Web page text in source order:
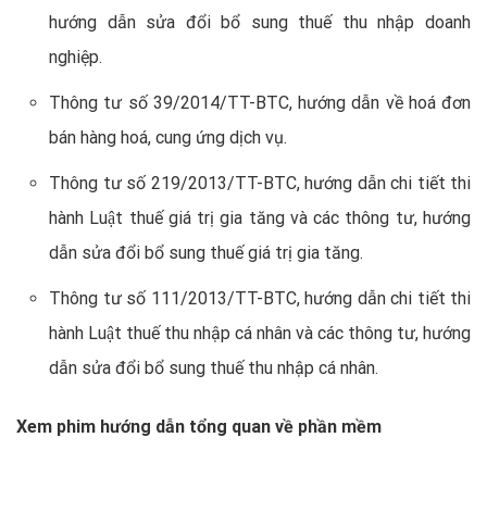
hướng dẫn sửa đổi bổ sung thuế thu nhập doanh
nghiệp.
Thông tư số 39/2014/TT-BTC, hướng dẫn về hoá đơn
bán hàng hoá, cung ứng dịch vụ.
Thông tư số 219/2013/TT-BTC, hướng dẫn chi tiết thi
hành Luật thuế giá trị gia tăng và các thông tư, hướng
dẫn sửa đổi bổ sung thuế giá trị gia tăng.
Thông tư số 111/2013/TT-BTC, hướng dẫn chi tiết thi
hành Luật thuế thu nhập cá nhân và các thông tư, hướng
dẫn sửa đổi bổ sung thuế thu nhập cá nhân.
Xem phim hướng dẫn tổng quan về phần mềm